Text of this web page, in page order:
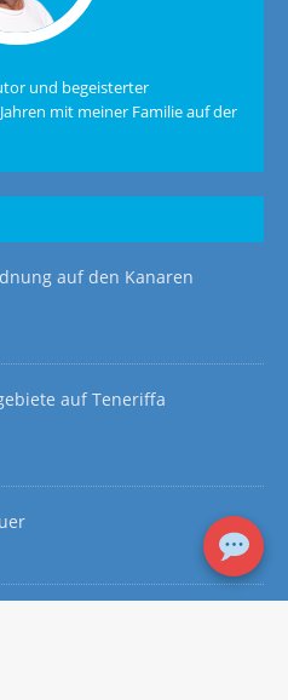
und begeisterter
mit meiner Familie auf der
auf den Kanaren
auf Teneriffa